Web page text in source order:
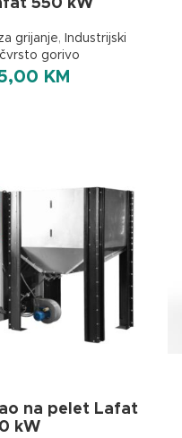
550 kW
grijanje, Industrijski
gorivo
KM
na pelet Lafat
kW